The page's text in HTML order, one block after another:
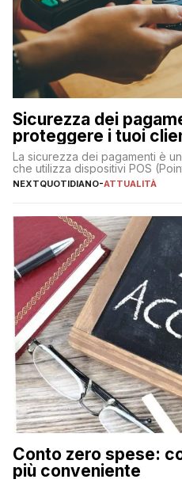
Sicurezza dei
proteggere i tuoi
La sicurezza dei pagamenti è
che utilizza dispositivi POS
NEXTQUOTIDIANO-ATTUALITÀ
Conto zero spese:
più conveniente